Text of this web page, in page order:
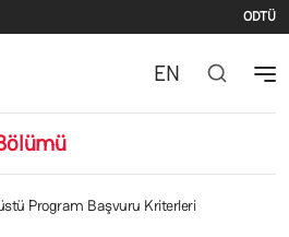
ODTÜ
EN
Program Başvuru Kriterleri